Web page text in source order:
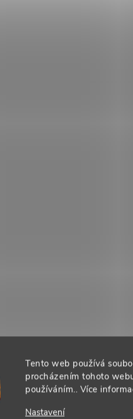
Tento web používá
procházením tohoto
používáním.. Více
Nastavení